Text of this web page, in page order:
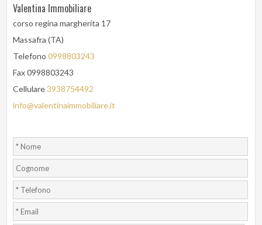
Valentina Immobiliare
corso regina margherita 17
Massafra (TA)
Telefono0998803243
Fax 0998803243
Cellulare3938754492
info@valentinaimmobiliare.it